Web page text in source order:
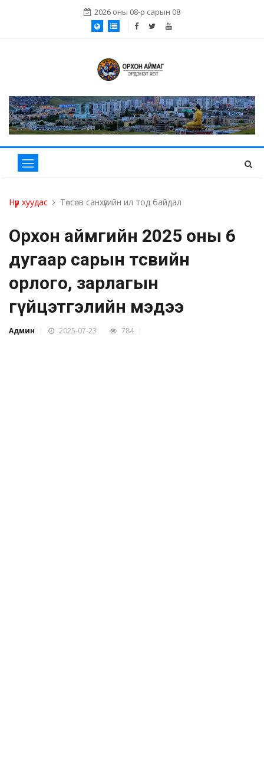
2026 оны 08-р сарын 08
Нүүр хуудас Төсөв санхүүгийн ил тод байдал
Орхон аймгийн 2025 оны 6
дугаар сарын төсвийн
орлого, зарлагын
гүйцэтгэлийн мэдээ
Админ 2025-07-23 784